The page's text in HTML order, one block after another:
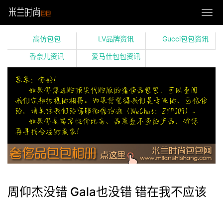
高仿包包 LV品牌资讯 Gucci包包资讯
香奈儿资讯 爱马仕包包资讯
周仰杰没错 Gala也没错 错在我不应该